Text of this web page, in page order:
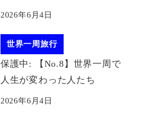
2026年6月4日
世界一周旅行
保護中: 【No.8】世界一周で
人生が変わった人たち
2026年6月4日